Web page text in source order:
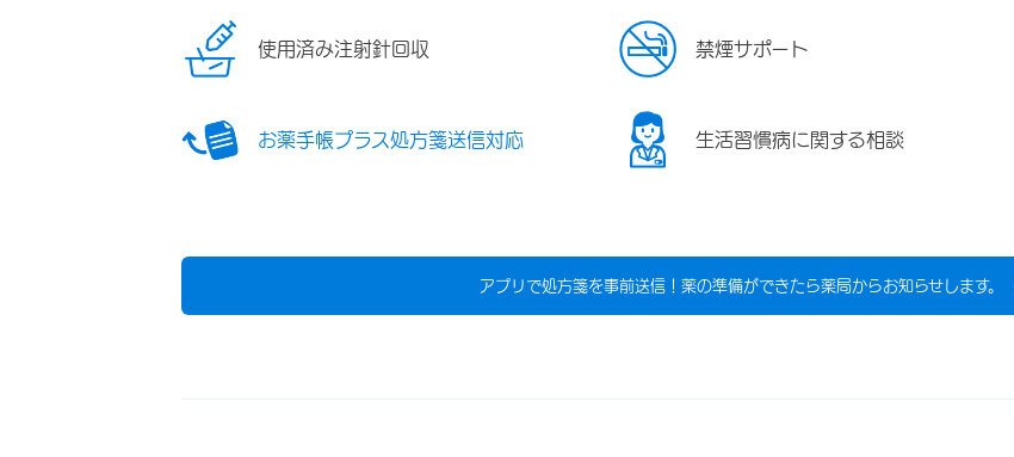
使用済み注射針回収 禁煙サポート
お薬手帳プラス処方箋送信対応 生活習慣病に関する相談
アプリで処方箋を事前送信！薬の準備ができたら薬局からお知らせします。